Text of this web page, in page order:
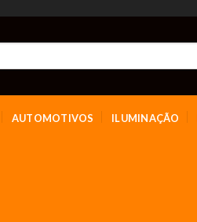
AUTOMOTIVOS ILUMINAÇÃO